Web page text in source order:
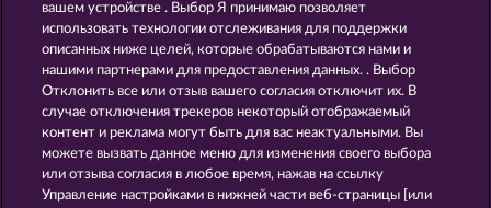
GOLDEN EI OF
MOORHUHN
FOREVER
DIAMONDS
Показать все игры
вашем устройстве . Выбор Я принимаю позволяет
использовать технологии отслеживания для поддержки
описанных ниже целей, которые обрабатываются нами и
нашими партнерами для предоставления данных. . Выбор
Отклонить все или отзыв вашего согласия отключит их. В
случае отключения трекеров некоторый отображаемый
контент и реклама могут быть для вас неактуальными. Вы
можете вызвать данное меню для изменения своего выбора
или отзыва согласия в любое время, нажав на ссылку
Управление настройками в нижней части веб-страницы [или